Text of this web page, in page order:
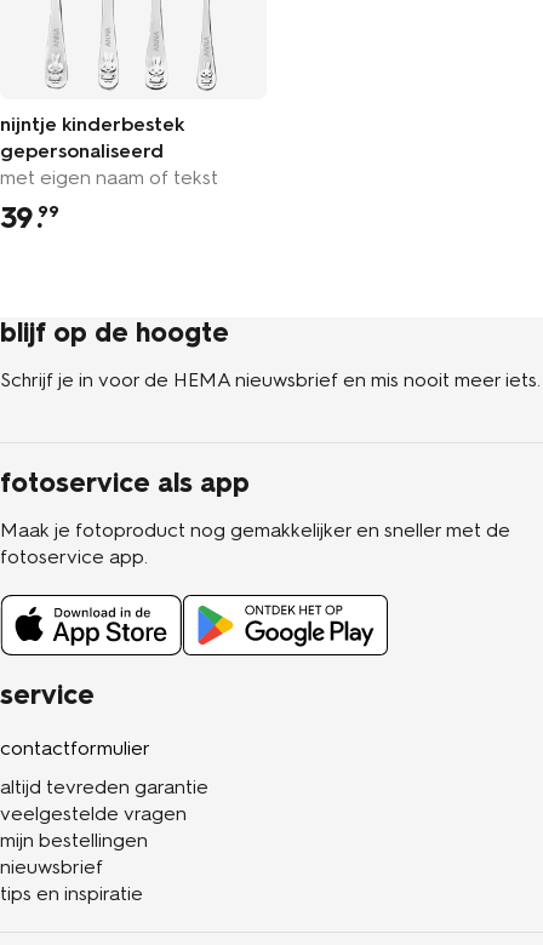
nijntje kinderbestek
gepersonaliseerd
met eigen naam of tekst
39.99
service
contactformulier
altijd tevreden garantie
veelgestelde vragen
mijn bestellingen
nieuwsbrief
tips en inspiratie
blijf op de hoogte
Schrijf je in voor de HEMA nieuwsbrief en mis nooit meer iets.
fotoservice als app
Maak je fotoproduct nog gemakkelijker en sneller met de
fotoservice app.